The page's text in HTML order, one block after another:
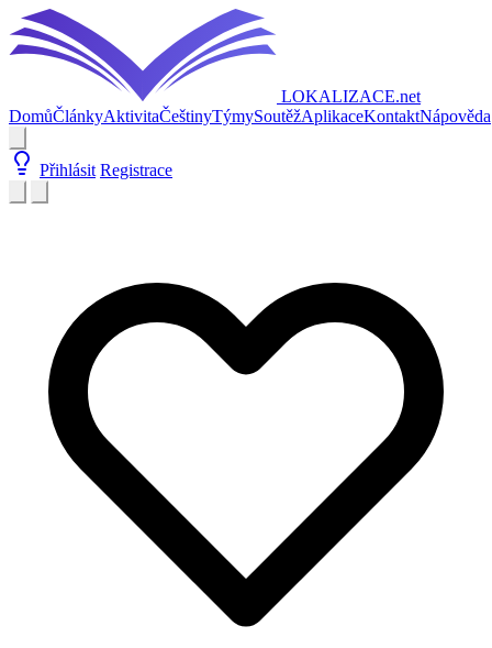
LOKALIZACE.net
DomůČlánkyAktivitaČeštinyTýmySoutěžAplikaceKontaktNápověda
Přihlásit Registrace